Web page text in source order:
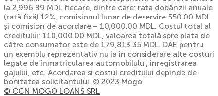
la 2,996.89 MDL fiecare, dintre care: rata dobânzii anuale
(rată fixă) 12%, comisionul lunar de deservire 550.00 MDL
și comision de acordare – 10,000.00 MDL. Costul total al
creditului: 110,000.00 MDL, valoarea totală spre plata de
către consumator este de 179,813.35 MDL. DAE pentru
un exemplu reprezentativ nu ia în considerare alte costuri
legate de înmatricularea automobilului, înregistrarea
gajului, etc. Acordarea si costul creditului depinde de
bonitatea solicitantului. © 2023 Mogo
© OCN MOGO LOANS SRL